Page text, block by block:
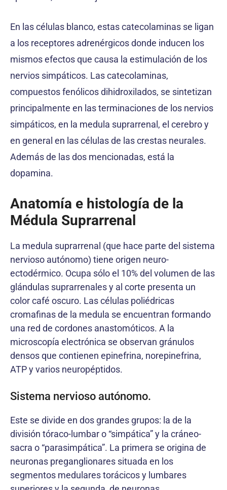
En las células blanco, estas catecolaminas se ligan
a los receptores adrenérgicos donde inducen los
mismos efectos que causa la estimulación de los
nervios simpáticos. Las catecolaminas,
compuestos fenólicos dihidroxilados, se sintetizan
principalmente en las terminaciones de los nervios
simpáticos, en la medula suprarrenal, el cerebro y
en general en las células de las crestas neurales.
Además de las dos mencionadas, está la
dopamina.
Anatomía e histología de la
Médula Suprarrenal
La medula suprarrenal (que hace parte del sistema
nervioso autónomo) tiene origen neuro-
ectodérmico. Ocupa sólo el 10% del volumen de las
glándulas suprarrenales y al corte presenta un
color café oscuro. Las células poliédricas
cromafinas de la medula se encuentran formando
una red de cordones anastomóticos. A la
microscopía electrónica se observan gránulos
densos que contienen epinefrina, norepinefrina,
ATP y varios neuropéptidos.
Sistema nervioso autónomo.
Este se divide en dos grandes grupos: la de la
división tóraco-lumbar o “simpática” y la cráneo-
sacra o “parasimpática”. La primera se origina de
neuronas preganglionares situada en los
segmentos medulares torácicos y lumbares